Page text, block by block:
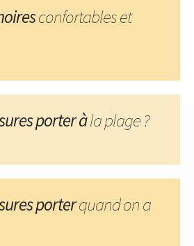
confortables et
porter àla plage ?
porterquand on a